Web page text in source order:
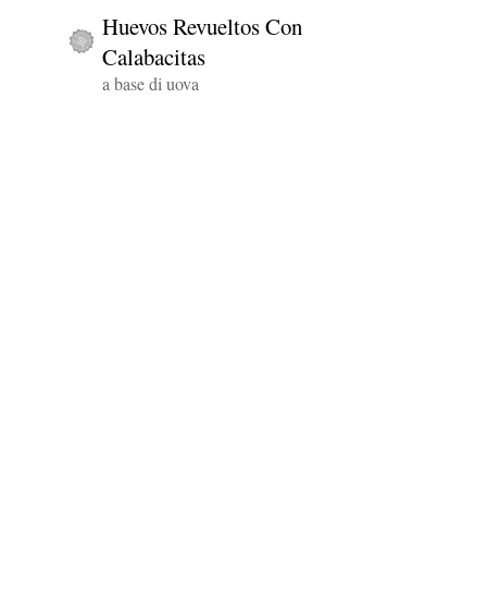
Huevos Revueltos Con
Calabacitas
a base di uova